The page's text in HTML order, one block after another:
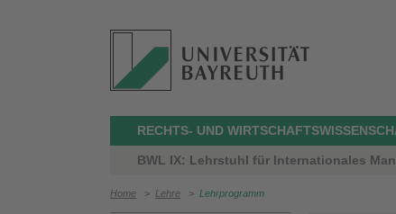
RECHTS- UND
BWL IX: Lehrstuhl für Internationales
Home > Lehre > Lehrprogramm